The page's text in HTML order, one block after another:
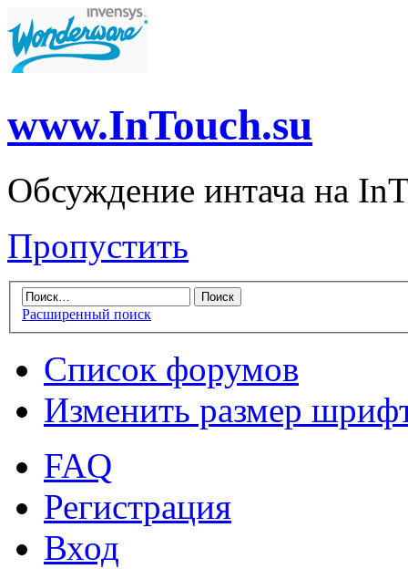
www.InTouch.su
Обсуждение интача на
Пропустить
Расширенный поиск
Список форумов
Изменить размер
FAQ
Регистрация
Вход